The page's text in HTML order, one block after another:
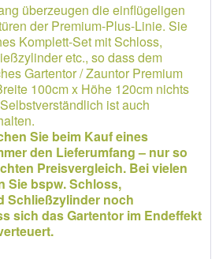
überzeugen die einflügeligen
der Premium-Plus-Linie. Sie
Komplett-Set mit Schloss,
etc., so dass dem
Gartentor / Zauntor Premium
100cm x Höhe 120cm nichts
ist auch
Sie beim Kauf eines
den Lieferumfang – nur so
Preisvergleich. Bei vielen
Sie bspw. Schloss,
Schließzylinder noch
sich das Gartentor im Endeffekt